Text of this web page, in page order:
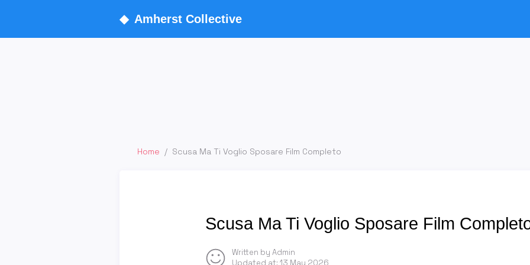
◆ Amherst Collective
Home / Scusa Ma Ti Voglio Sposare Film Completo
Scusa Ma Ti Voglio Sposare Film
Written by Admin
Updated at: 13 May 2026